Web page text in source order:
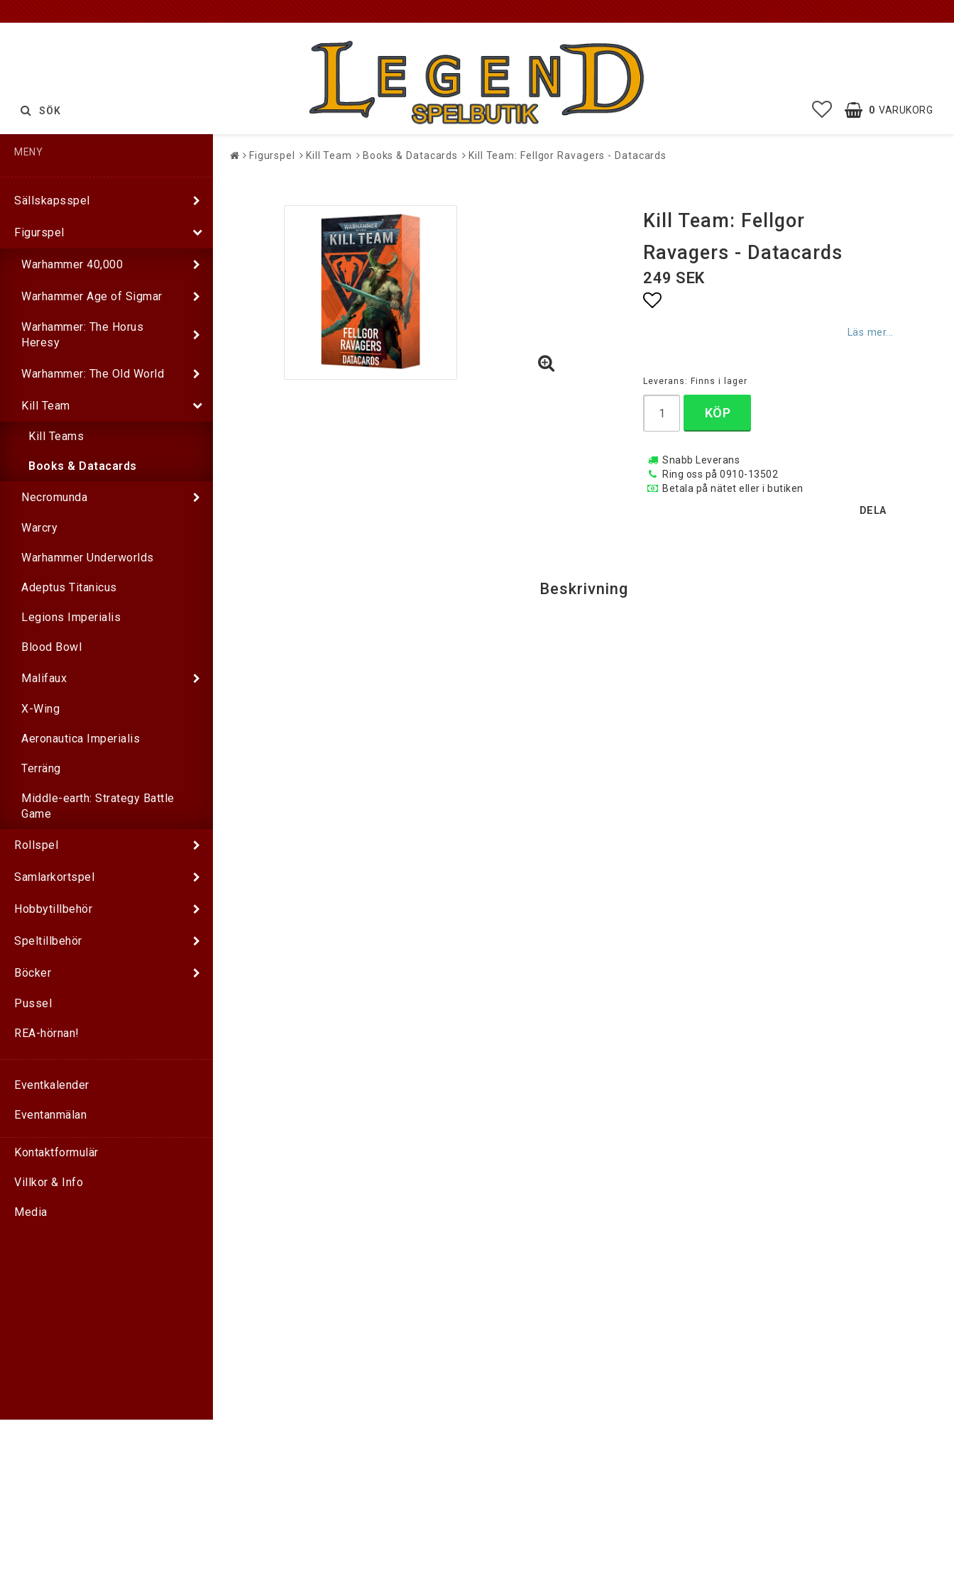
0 VARUKORG
SÖK
MENY
Sällskapsspel
Figurspel
Warhammer 40,000
Warhammer Age of Sigmar
Warhammer: The Horus
Heresy
Warhammer: The Old World
Kill Team
Kill Teams
Books & Datacards
Necromunda
Warcry
Warhammer Underworlds
Adeptus Titanicus
Legions Imperialis
Blood Bowl
Malifaux
X-Wing
Aeronautica Imperialis
Terräng
Middle-earth: Strategy Battle
Game
Rollspel
Samlarkortspel
Hobbytillbehör
Speltillbehör
Böcker
Pussel
REA-hörnan!
Eventkalender
Eventanmälan
Kontaktformulär
Villkor & Info
Media
Figurspel Kill Team Books & Datacards Kill Team: Fellgor Ravagers - Datacards
Kill Team: Fellgor
Ravagers - Datacards
249 SEK
Läs mer...
Leverans: Finns i lager
KÖP
Snabb Leverans
Ring oss på 0910-13502
Betala på nätet eller i butiken
DELA
Beskrivning